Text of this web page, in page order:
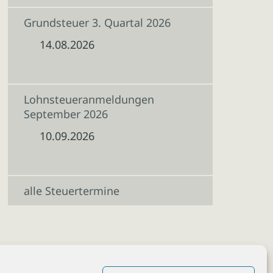
Grundsteuer 3. Quartal 2026
14.08.2026
Lohnsteueranmeldungen
September 2026
10.09.2026
alle Steuertermine